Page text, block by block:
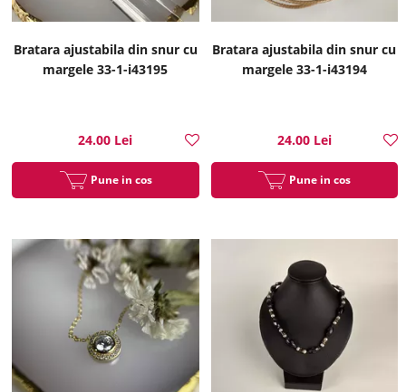
Bratara ajustabila din snur cu
margele 33-1-i43195
24.00 Lei
Pune in cos
Bratara ajustabila din snur cu
margele 33-1-i43194
24.00 Lei
Pune in cos